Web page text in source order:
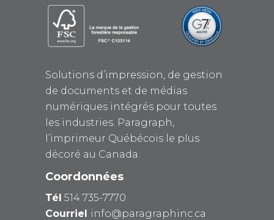
Solutions d’impression, de gestion
de documents et de médias
numériques intégrés pour toutes
les industries. Paragraph,
l’imprimeur Québécois le plus
décoré au Canada.
Coordonnées
Tél 514 735-7770
Courriel info@paragraphinc.ca